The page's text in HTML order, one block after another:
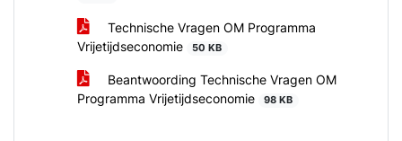
Technische Vragen OM Programma
Vrijetijdseconomie
50 KB
Beantwoording Technische Vragen OM
Programma Vrijetijdseconomie
98 KB